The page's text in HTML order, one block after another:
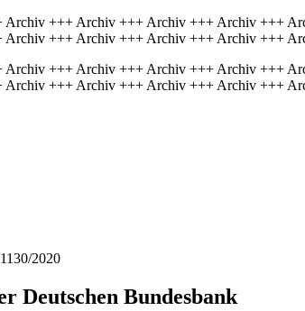
+++ Archiv +++ Archiv +++ Archiv +++
+++ Archiv +++ Archiv +++ Archiv +++
+++ Archiv +++ Archiv +++ Archiv +++
+++ Archiv +++ Archiv +++ Archiv +++
2020
Deutschen Bundesbank